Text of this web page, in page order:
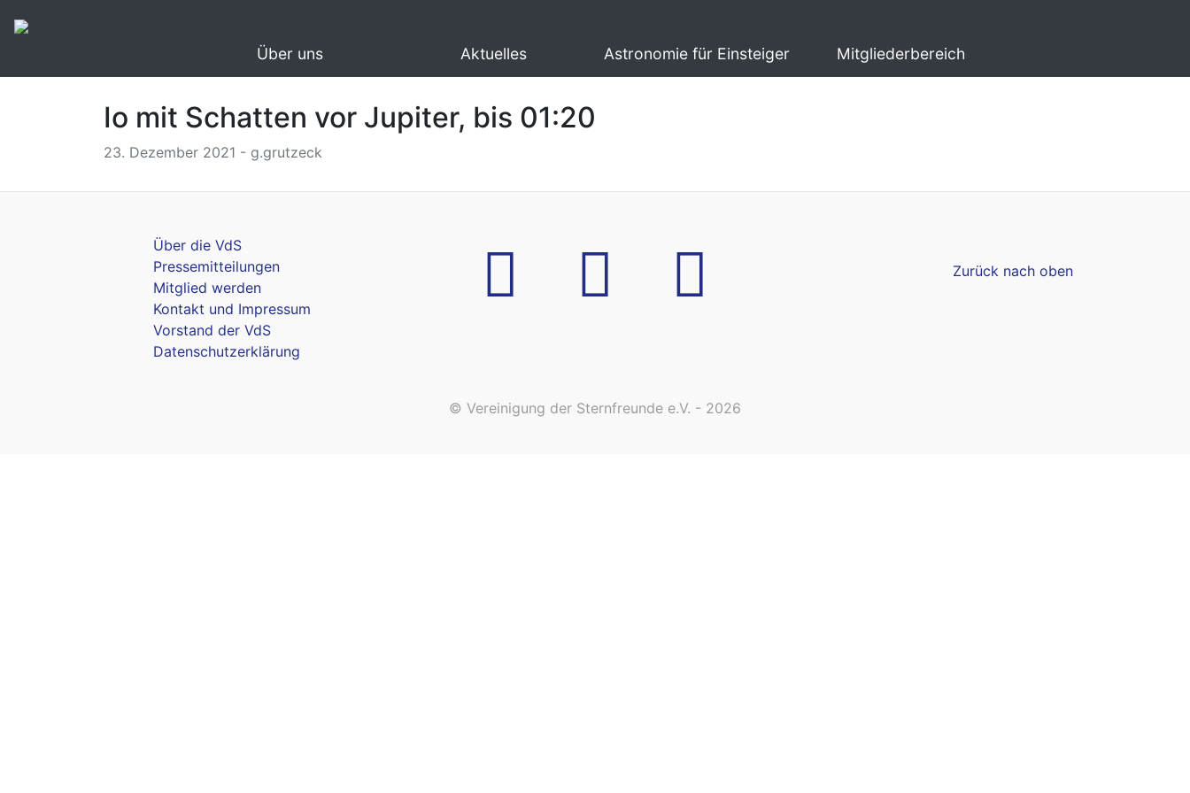
Über uns Aktuelles Astronomie für Einsteiger Mitgliederbereich
Io mit Schatten vor Jupiter, bis 01:20
23. Dezember 2021 - g.grutzeck
Über die VdS
Pressemitteilungen
Mitglied werden
Kontakt und Impressum
Vorstand der VdS
Datenschutzerklärung
Zurück nach oben
© Vereinigung der Sternfreunde e.V. - 2026